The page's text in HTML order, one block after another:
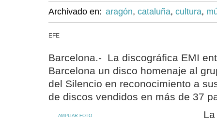
Archivado en: aragón, cataluña, cultura,
EFE
Barcelona.- La discográfica EMI
Barcelona un disco homenaje al
del Silencio en reconocimiento a
de discos vendidos en más de 37
AMPLIAR FOTO